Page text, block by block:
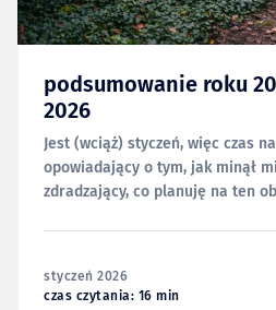
podsumowanie roku
2026
Jest (wciąż) styczeń, więc czas
opowiadający o tym, jak minął
zdradzający, co planuję na ten
styczeń 2026
czas czytania: 16 min